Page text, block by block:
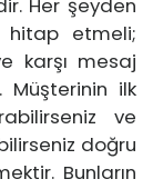
etmeli;
karşı mesaj
ilk
ve
doğru
Bunların